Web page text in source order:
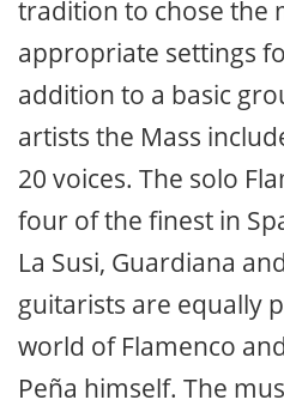
tradition to chose the
appropriate settings
addition to a basic
artists the Mass
20 voices. The solo
four of the finest in
La Susi, Guardiana
guitarists are equally
world of Flamenco
Peña himself. The